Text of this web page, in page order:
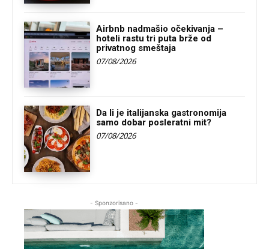
Airbnb nadmašio očekivanja –
hoteli rastu tri puta brže od
privatnog smeštaja
07/08/2026
Da li je italijanska gastronomija
samo dobar posleratni mit?
07/08/2026
- Sponzorisano -